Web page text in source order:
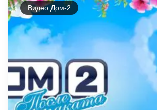
Видео Дом-2